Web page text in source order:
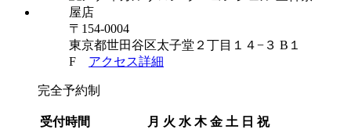
〒154-0004
東京都世田谷区太子堂２丁目１４−３ B１
F アクセス詳細
完全予約制
受付時間 月 火 水 木 金 土 日 祝